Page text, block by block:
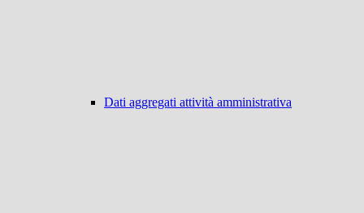
Dati aggregati attività amministrativa